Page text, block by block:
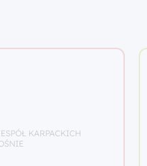
KARPACKICH